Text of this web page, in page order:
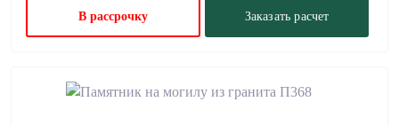
В рассрочку Заказать расчет